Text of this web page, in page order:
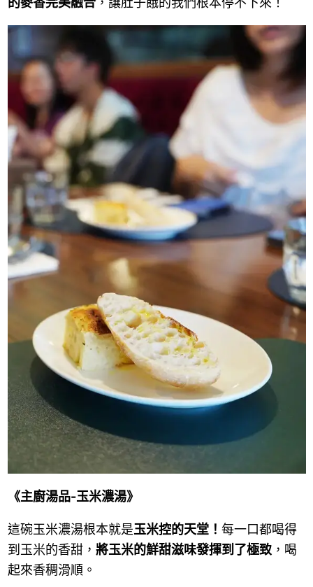
《主廚湯品-玉米濃湯》
這碗玉米濃湯根本就是玉米控的天堂！ 每一口都喝得
到玉米的香甜， 將玉米的鮮甜滋味發揮到了極致，喝
起來香稠滑順。